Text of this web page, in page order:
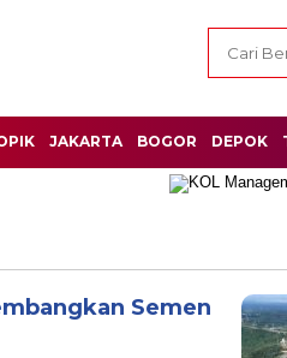
JAKARTA BOGOR DEPOK
Semen